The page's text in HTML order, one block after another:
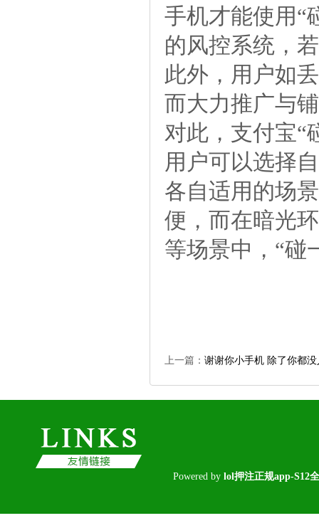
手机才能使用“
的风控系统，
此外，用户如
而大力推广与
对此，支付宝“
用户可以选择
各自适用的场
便，而在暗光
等场景中，“碰
上一篇： 谢谢你小手机除了你都没
Poweredbylol押注正规app-S12